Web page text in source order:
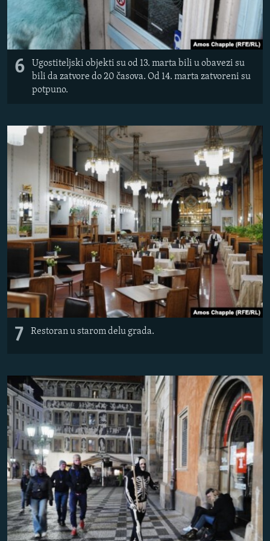
6
Ugostiteljski objekti su od 13. marta bili u obavezi su
bili da zatvore do 20 časova. Od 14. marta zatvoreni su
potpuno.
7 Restoran u starom delu grada.